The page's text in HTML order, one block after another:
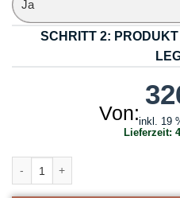
SCHRITT 2:
Von:inkl. 19
Lieferzeit: